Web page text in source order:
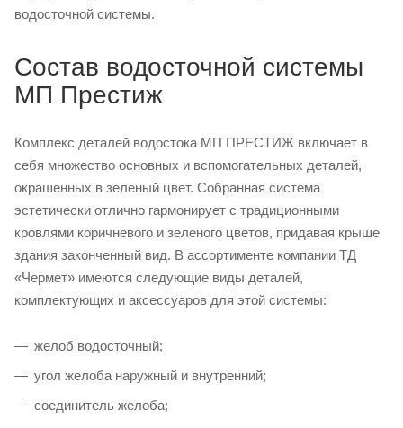
водосточной системы.
Состав водосточной системы
МП Престиж
Комплекс деталей водостока МП ПРЕСТИЖ включает в
себя множество основных и вспомогательных деталей,
окрашенных в зеленый цвет. Собранная система
эстетически отлично гармонирует с традиционными
кровлями коричневого и зеленого цветов, придавая крыше
здания законченный вид. В ассортименте компании ТД
«Чермет» имеются следующие виды деталей,
комплектующих и аксессуаров для этой системы:
желоб водосточный;
угол желоба наружный и внутренний;
соединитель желоба;